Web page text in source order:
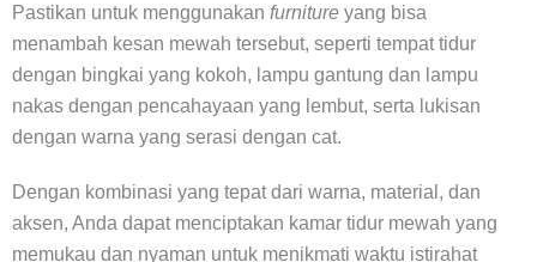
Pastikan untuk menggunakan furniture yang bisa
menambah kesan mewah tersebut, seperti tempat tidur
dengan bingkai yang kokoh, lampu gantung dan lampu
nakas dengan pencahayaan yang lembut, serta lukisan
dengan warna yang serasi dengan cat.
Dengan kombinasi yang tepat dari warna, material, dan
aksen, Anda dapat menciptakan kamar tidur mewah yang
memukau dan nyaman untuk menikmati waktu istirahat